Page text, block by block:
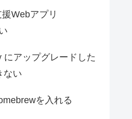
Webアプリ
にアップグレードした
ない
を入れる